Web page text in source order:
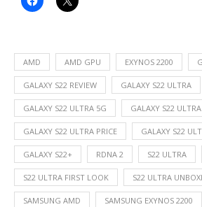
AMD AMD GPU EXYNOS 2200
GALAXY S22 REVIEW GALAXY S22 ULTRA
GALAXY S22 ULTRA 5G GALAXY S22
GALAXY S22 ULTRA PRICE GALAXY S22
GALAXY S22+ RDNA 2 S22 ULTRA
S22 ULTRA FIRST LOOK S22 ULTRA
SAMSUNG AMD SAMSUNG EXYNOS 2200